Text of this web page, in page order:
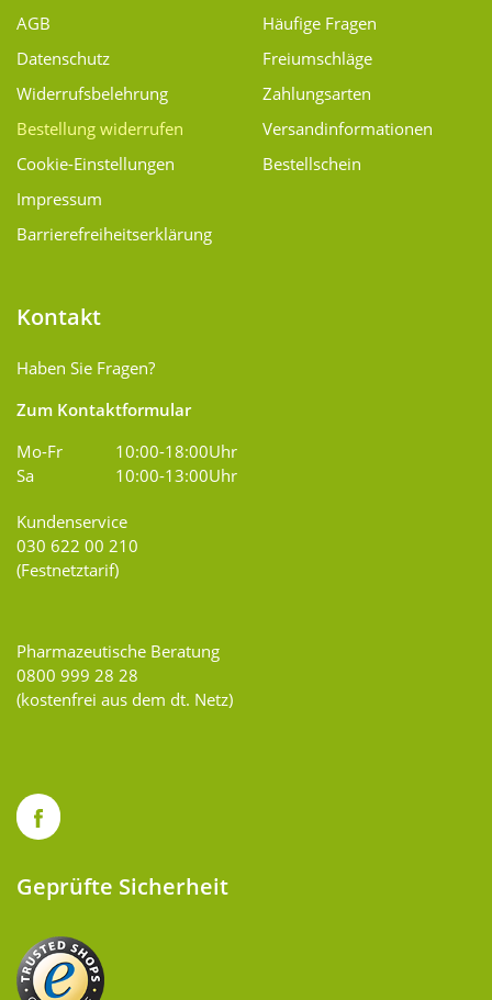
AGB
Datenschutz
Widerrufsbelehrung
Bestellung widerrufen
Cookie-Einstellungen
Impressum
Barrierefreiheitserklärung
Häufige Fragen
Freiumschläge
Zahlungsarten
Versand­informationen
Bestellschein
Kontakt
Haben Sie Fragen?
Zum Kontaktformular
Mo-Fr
10:00-18:00Uhr
Sa
10:00-13:00Uhr
Kundenservice
030 622 00 210
(Festnetztarif)
Pharmazeutische Beratung
0800 999 28 28
(kostenfrei aus dem dt. Netz)
Geprüfte Sicherheit